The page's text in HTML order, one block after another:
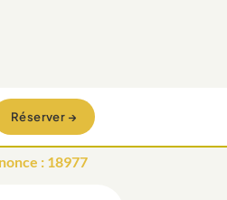
Réserver →
: 18977